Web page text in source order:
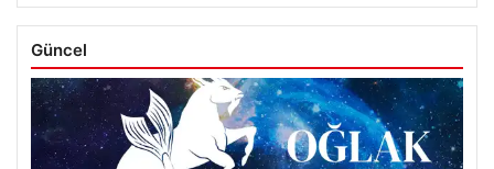
Güncel